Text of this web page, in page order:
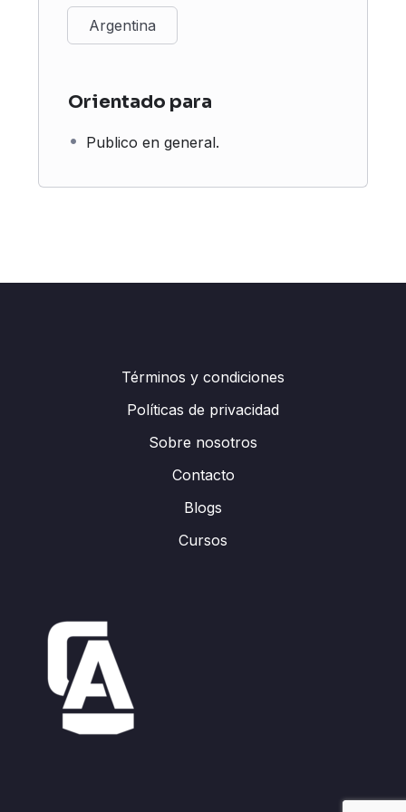
Argentina
Orientado para
Publico en general.
Términos y condiciones
Políticas de privacidad
Sobre nosotros
Contacto
Blogs
Cursos